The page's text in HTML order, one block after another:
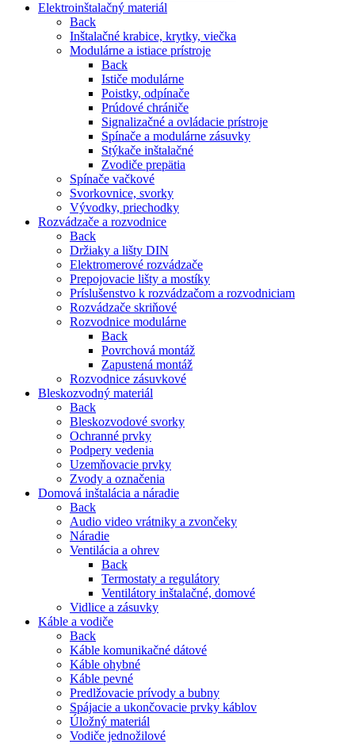
Elektroinštalačný materiál
Back
Inštalačné krabice, krytky, viečka
Modulárne a istiace prístroje
Back
Ističe modulárne
Poistky, odpínače
Prúdové chrániče
Signalizačné a ovládacie prístroje
Spínače a modulárne zásuvky
Stýkače inštalačné
Zvodiče prepätia
Spínače vačkové
Svorkovnice, svorky
Vývodky, priechodky
Rozvádzače a rozvodnice
Back
Držiaky a lišty DIN
Elektromerové rozvádzače
Prepojovacie lišty a mostíky
Príslušenstvo k rozvádzačom a rozvodniciam
Rozvádzače skriňové
Rozvodnice modulárne
Back
Povrchová montáž
Zapustená montáž
Rozvodnice zásuvkové
Bleskozvodný materiál
Back
Bleskozvodové svorky
Ochranné prvky
Podpery vedenia
Uzemňovacie prvky
Zvody a označenia
Domová inštalácia a náradie
Back
Audio video vrátniky a zvončeky
Náradie
Ventilácia a ohrev
Back
Termostaty a regulátory
Ventilátory inštalačné, domové
Vidlice a zásuvky
Káble a vodiče
Back
Káble komunikačné dátové
Káble ohybné
Káble pevné
Predlžovacie prívody a bubny
Spájacie a ukončovacie prvky káblov
Úložný materiál
Vodiče jednožilové